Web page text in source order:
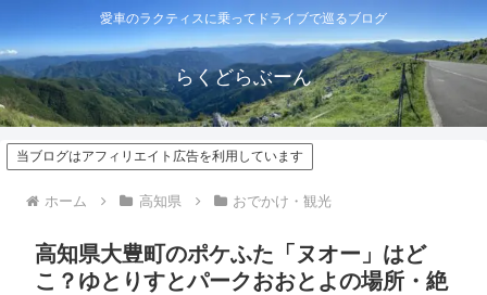
愛車のラクティスに乗ってドライブで巡るブログ
らくどらぶーん
当ブログはアフィリエイト広告を利用しています
ホーム 高知県 おでかけ・観光
高知県大豊町のポケふた「ヌオー」はど
こ？ゆとりすとパークおおとよの場所・絶